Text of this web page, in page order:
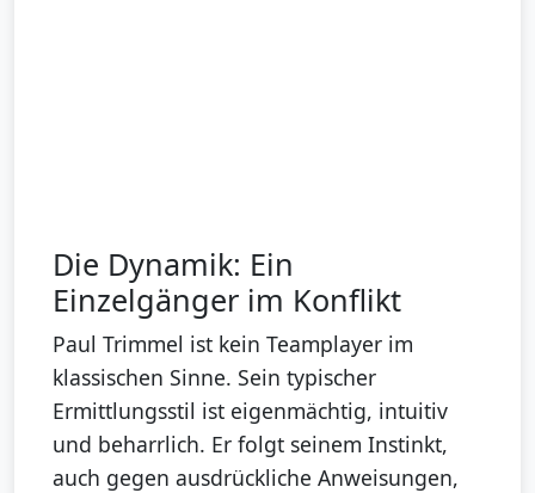
Die Dynamik: Ein
Einzelgänger im Konflikt
Paul Trimmel ist kein Teamplayer im
klassischen Sinne. Sein typischer
Ermittlungsstil ist eigenmächtig, intuitiv
und beharrlich. Er folgt seinem Instinkt,
auch gegen ausdrückliche Anweisungen,